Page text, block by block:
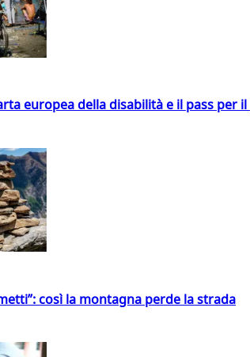
europea della disabilità e il pass per
così la montagna perde la strada